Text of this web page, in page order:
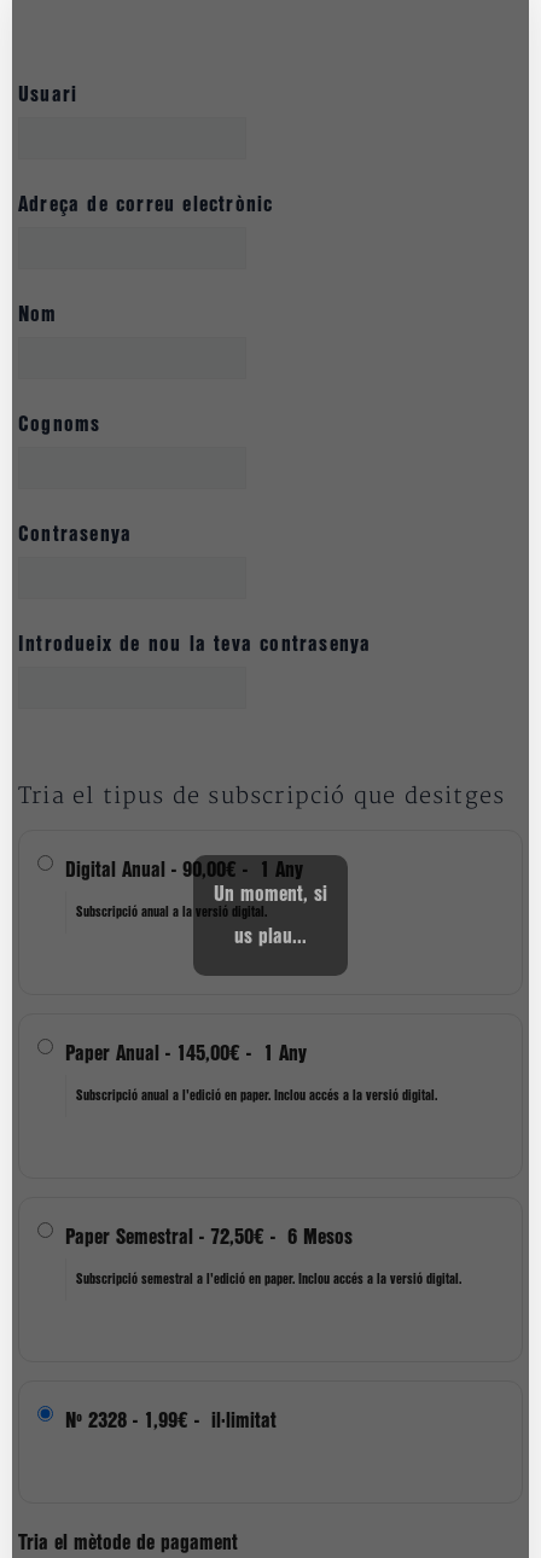
Usuari
Adreça de correu electrònic
Nom
Cognoms
Contrasenya
Introdueix de nou la teva contrasenya
Tria el tipus de subscripció que desitges
Digital Anual - 90,00€ - 1 Any
Subscripció anual a la versió digital.
Paper Anual - 145,00€ - 1 Any
Subscripció anual a l'edició en paper. Inclou accés a la versió digital.
Paper Semestral - 72,50€ - 6 Mesos
Subscripció semestral a l'edició en paper. Inclou accés a la versió digital.
Nº 2328 - 1,99€ - il·limitat
Tria el mètode de pagament
Un moment, si
us plau...